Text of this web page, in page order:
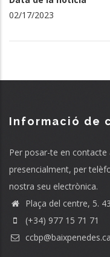
02/17/2023
Informació de
Per posar-te en
presencialment, per
nostra seu electrònica.
Plaça del centre, 5.
(+34) 977 15 71 71